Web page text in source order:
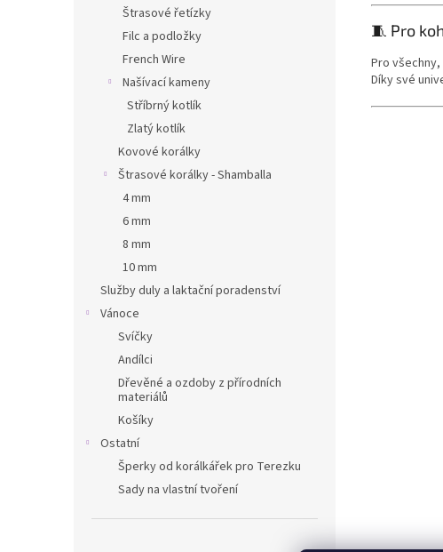
Štrasové řetízky
Filc a podložky
French Wire
Našívací kameny
Stříbrný kotlík
Zlatý kotlík
Kovové korálky
Štrasové korálky - Shamballa
4 mm
6 mm
8 mm
10 mm
Služby duly a laktační poradenství
Vánoce
Svíčky
Andílci
Dřevěné a ozdoby z přírodních
materiálů
Košíky
Ostatní
Šperky od korálkářek pro Terezku
Sady na vlastní tvoření
🧵 Pro
Pro
Díky své